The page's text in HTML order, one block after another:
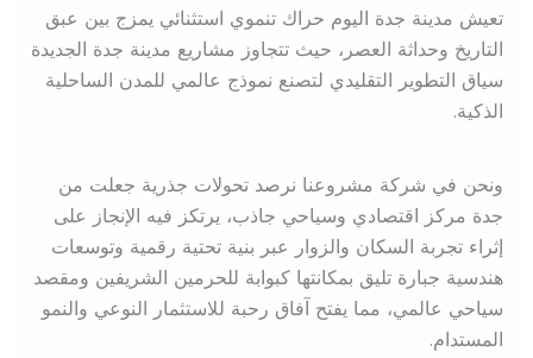
تعيش مدينة جدة اليوم حراك تنموي استثنائي يمزج بين عبق
التاريخ وحداثة العصر، حيث تتجاوز مشاريع مدينة جدة الجديدة
سياق التطوير التقليدي لتصنع نموذج عالمي للمدن الساحلية
الذكية.
ونحن في شركة مشروعنا نرصد تحولات جذرية جعلت من
جدة مركز اقتصادي وسياحي جاذب، يرتكز فيه الإنجاز على
إثراء تجربة السكان والزوار عبر بنية تحتية رقمية وتوسعات
هندسية جبارة تليق بمكانتها كبوابة للحرمين الشريفين ومقصد
سياحي عالمي، مما يفتح آفاق رحبة للاستثمار النوعي والنمو
المستدام.